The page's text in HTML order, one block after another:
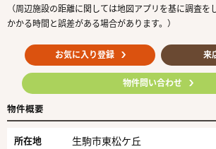
（周辺施設の距離に関しては地図アプリを基に調査を
かかる時間と誤差がある場合があります。）
お気に入り登録 来
物件問い合わせ
物件概要
所在地 生駒市東松ケ丘